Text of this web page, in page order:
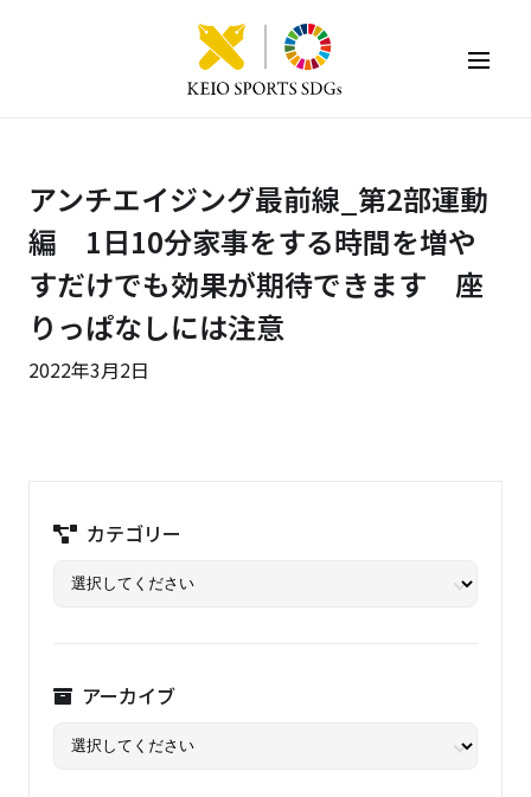
アンチエイジング最前線_第2部運動
編 1日10分家事をする時間を増や
すだけでも効果が期待できます 座
りっぱなしには注意
2022年3月2日
カテゴリー
アーカイブ